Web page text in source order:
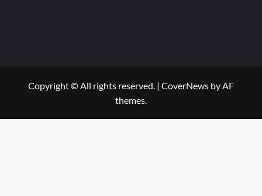
Copyright © All rights reserved. | CoverNews by AF
themes.